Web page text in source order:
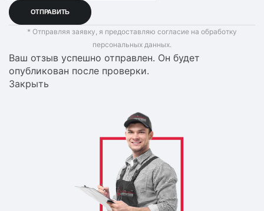
* Отправляя заявку, я предоставляю согласие на обработку
персональных данных.
Ваш отзыв успешно отправлен. Он будет
опубликован после проверки.
Закрыть